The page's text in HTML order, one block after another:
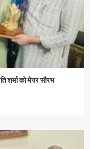
शर्मा को मेयर सौरभ